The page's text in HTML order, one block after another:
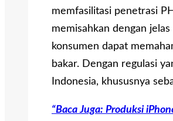
memfasilitasi penetrasi
memisahkan dengan
konsumen dapat
bakar. Dengan regulasi
Indonesia, khususnya
“Baca Juga: Produksi